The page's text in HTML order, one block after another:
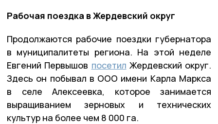
Рабочая поездка в Жердевский округ
Продолжаются рабочие поездки губернатора
в муниципалитеты региона. На этой неделе
Евгений Первышов посетил Жердевский округ.
Здесь он побывал в ООО имени Карла Маркса
в селе Алексеевка, которое занимается
выращиванием зерновых и технических
культур на более чем 8 000 га.